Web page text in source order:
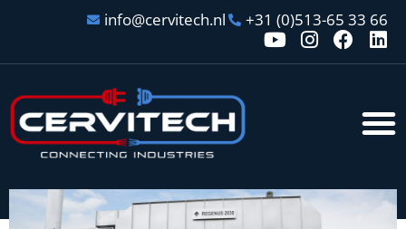
info@cervitech.nl +31 (0)513-65 33 66